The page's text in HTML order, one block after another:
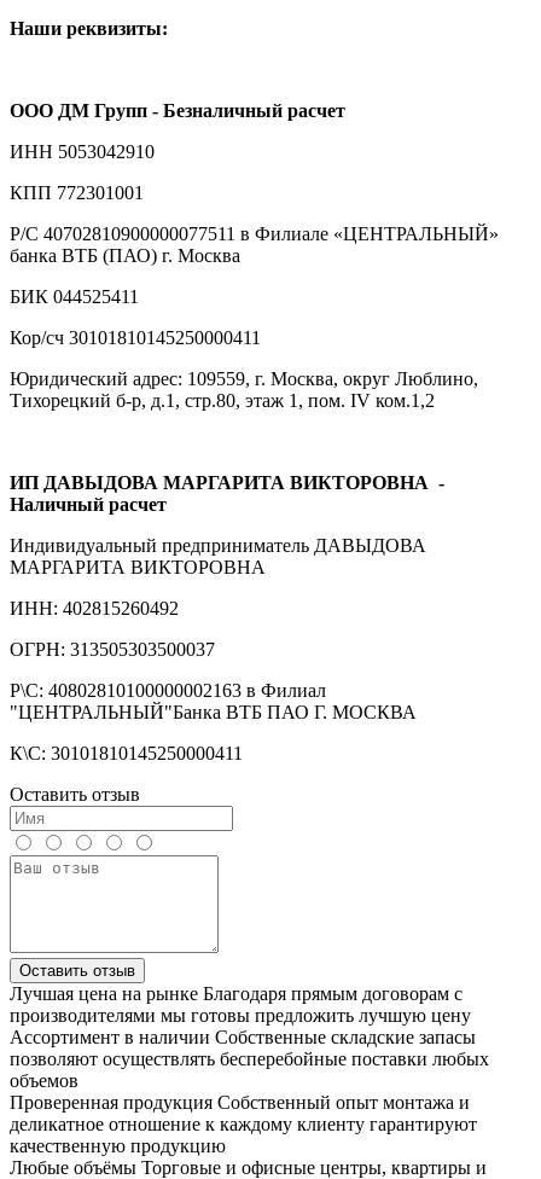
Наши реквизиты:
ООО ДМ Групп - Безналичный расчет
ИНН 5053042910
КПП 772301001
Р/С 40702810900000077511 в Филиале «ЦЕНТРАЛЬНЫЙ»
банка ВТБ (ПАО) г. Москва
БИК 044525411
Кор/сч 30101810145250000411
Юридический адрес: 109559, г. Москва, округ Люблино,
Тихорецкий б-р, д.1, стр.80, этаж 1, пом. IV ком.1,2
ИП ДАВЫДОВА МАРГАРИТА ВИКТОРОВНА -
Наличный расчет
Индивидуальный предприниматель ДАВЫДОВА
МАРГАРИТА ВИКТОРОВНА
ИНН: 402815260492
ОГРН: 313505303500037
Р\С: 40802810100000002163 в Филиал
"ЦЕНТРАЛЬНЫЙ"Банка ВТБ ПАО Г. МОСКВА
К\С: 30101810145250000411
Оставить отзыв
Оставить отзыв
Лучшая цена на рынке Благодаря прямым договорам с
производителями мы готовы предложить лучшую цену
Ассортимент в наличии Собственные складские запасы
позволяют осуществлять бесперебойные поставки любых
объемов
Проверенная продукция Собственный опыт монтажа и
деликатное отношение к каждому клиенту гарантируют
качественную продукцию
Любые объёмы Торговые и офисные центры, квартиры и